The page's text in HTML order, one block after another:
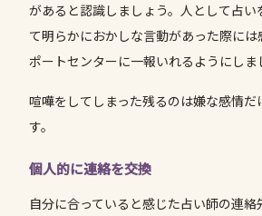
があると認識しましょう。人として占い
て明らかにおかしな言動があった際に
ポートセンターに一報いれるようにしま
喧嘩をしてしまった残るのは嫌な感情だ
す。
個人的に連絡を交換
自分に合っていると感じた占い師の連絡